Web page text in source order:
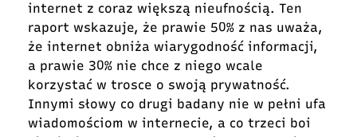
internet z coraz większą nieufnością. Ten
raport wskazuje, że prawie 50% z nas uważa,
że internet obniża wiarygodność informacji,
a prawie 30% nie chce z niego wcale
korzystać w trosce o swoją prywatność.
Innymi słowy co drugi badany nie w pełni ufa
wiadomościom w internecie, a co trzeci boi